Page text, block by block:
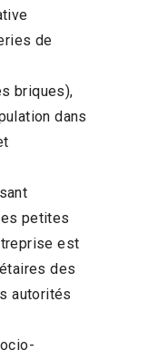
de
briques),
dans
petites
est
des
autorités